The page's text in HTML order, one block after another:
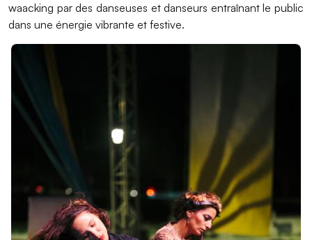
waacking par des danseuses et danseurs entraînant le public
dans une énergie vibrante et festive.